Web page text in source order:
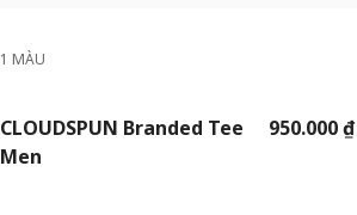
1 MÀU
CLOUDSPUN Branded Tee
Men
950.000 ₫